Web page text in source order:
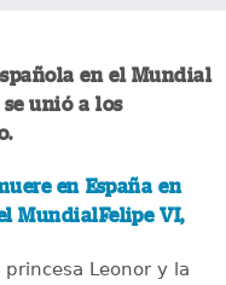
en el Mundial
unió a los
en España en
MundialFelipe VI,
Leonor y la